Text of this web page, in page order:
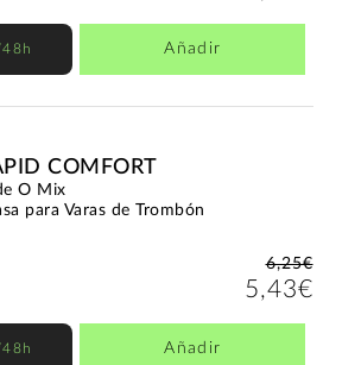
Añadir
COMFORT
O Mix
para Varas de Trombón
6,25€
5,43€
Añadir